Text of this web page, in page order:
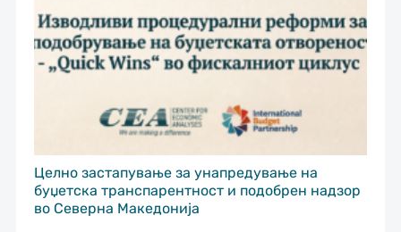
Целно застапување за унапредување на
буџетска транспарентност и подобрен надзор
во Северна Македонија